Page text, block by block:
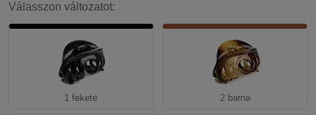
Válasszon változatot:
1 fekete 2 barna